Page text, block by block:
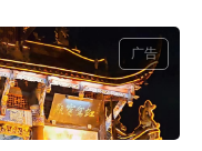
广告